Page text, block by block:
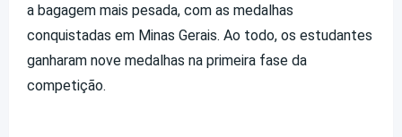
a bagagem mais pesada, com as medalhas
conquistadas em Minas Gerais. Ao todo, os estudantes
ganharam nove medalhas na primeira fase da
competição.